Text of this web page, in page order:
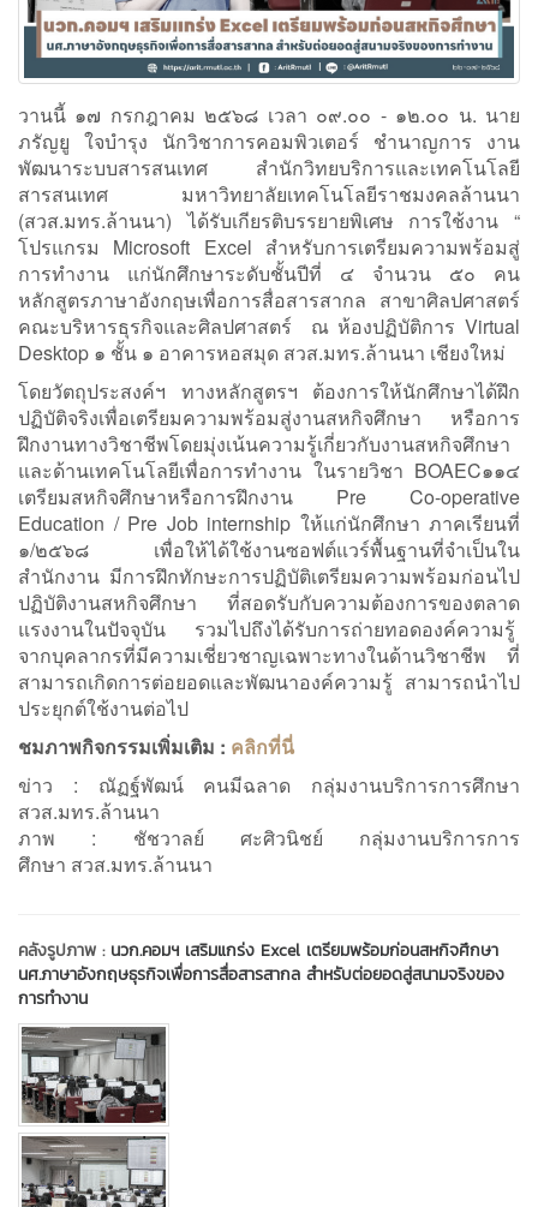
วานนี้ ๑๗ กรกฎาคม ๒๕๖๘ เวลา ๐๙.๐๐ - ๑๒.๐๐ น. นาย
ภรัญยู ใจบำรุง นักวิชาการคอมพิวเตอร์ ชำนาญการ งาน
พัฒนาระบบสารสนเทศ สำนักวิทยบริการและเทคโนโลยี
สารสนเทศ มหาวิทยาลัยเทคโนโลยีราชมงคลล้านนา
(สวส.มทร.ล้านนา) ได้รับเกียรติบรรยายพิเศษ การใช้งาน “
โปรแกรม Microsoft Excel สำหรับการเตรียมความพร้อมสู่
การทำงาน แก่นักศึกษาระดับชั้นปีที่ ๔ จำนวน ๕๐ คน
หลักสูตรภาษาอังกฤษเพื่อการสื่อสารสากล สาขาศิลปศาสตร์
คณะบริหารธุรกิจและศิลปศาสตร์
ณ ห้องปฏิบัติการ Virtual
Desktop ๑ ชั้น ๑ อาคารหอสมุด สวส.มทร.ล้านนา เชียงใหม่
โดยวัตถุประสงค์ฯ ทางหลักสูตรฯ ต้องการให้นักศึกษาได้ฝึก
ปฏิบัติจริงเพื่อเตรียมความพร้อมสู่งานสหกิจศึกษา หรือการ
ฝึกงานทางวิชาชีพโดยมุ่งเน้นความรู้เกี่ยวกับงานสหกิจศึกษา
และด้านเทคโนโลยีเพื่อการทำงาน ในรายวิชา BOAEC๑๑๔
เตรียมสหกิจศึกษาหรือการฝึกงาน Pre Co-operative
Education / Pre Job internship ให้แก่นักศึกษา ภาคเรียนที่
๑/๒๕๖๘ เพื่อให้ได้ใช้งานซอฟต์แวร์พื้นฐานที่จำเป็นใน
สำนักงาน มีการฝึกทักษะการปฏิบัติเตรียมความพร้อมก่อนไป
ปฏิบัติงานสหกิจศึกษา ที่สอดรับกับความต้องการของตลาด
แรงงานในปัจจุบัน รวมไปถึงได้รับการถ่ายทอดองค์ความรู้
จากบุคลากรที่มีความเชี่ยวชาญเฉพาะทางในด้านวิชาชีพ ที่
สามารถเกิดการต่อยอดและพัฒนาองค์ความรู้ สามารถนำไป
ประยุกต์ใช้งานต่อไป
ชมภาพกิจกรรมเพิ่มเติม : คลิกที่นี่
ข่าว : ณัฏฐ์พัฒน์ คนมีฉลาด กลุ่มงานบริการการศึกษา
สวส.มทร.ล้านนา
ภาพ : ชัชวาลย์ ศะศิวนิชย์ กลุ่มงานบริการการ
ศึกษา สวส.มทร.ล้านนา
คลังรูปภาพ : นวก.คอมฯ เสริมแกร่ง Excel เตรียมพร้อมก่อนสหกิจศึกษา
นศ.ภาษาอังกฤษธุรกิจเพื่อการสื่อสารสากล สำหรับต่อยอดสู่สนามจริงของ
การทำงาน